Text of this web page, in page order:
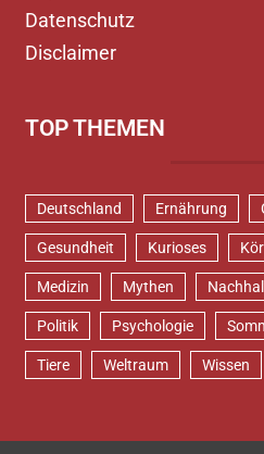
Datenschutz
Disclaimer
TOP THEMEN
Deutschland Ernährung
Gesundheit Kurioses
Medizin Mythen
Politik Psychologie
Tiere Weltraum Wissen